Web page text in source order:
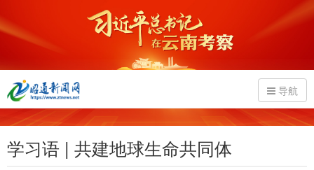
导航
学习语 | 共建地球生命共同体